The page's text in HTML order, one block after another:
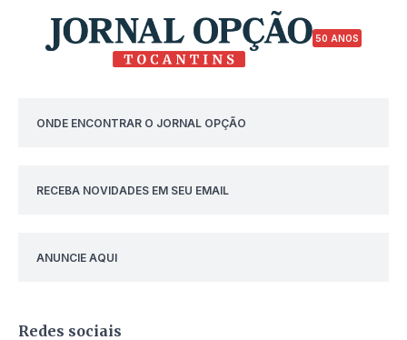
50 ANOS
ONDE ENCONTRAR O JORNAL OPÇÃO
RECEBA NOVIDADES EM SEU EMAIL
ANUNCIE AQUI
Redes sociais